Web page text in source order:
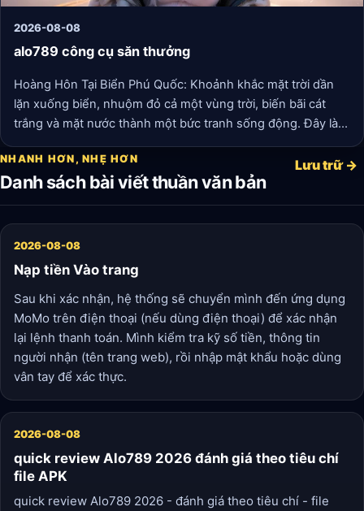
2026-08-08
alo789 công cụ săn thưởng
Hoàng Hôn Tại Biển Phú Quốc: Khoảnh khắc mặt trời dần
lặn xuống biển, nhuộm đỏ cả một vùng trời, biến bãi cát
trắng và mặt nước thành một bức tranh sống động. Đây là
món quà xứng đáng cho những ai biết chờ đợi.
NHANH HƠN, NHẸ HƠN
Danh sách bài viết thuần văn bản
Lưu trữ →
2026-08-08
Nạp tiền Vào trang
Sau khi xác nhận, hệ thống sẽ chuyển mình đến ứng dụng
MoMo trên điện thoại (nếu dùng điện thoại) để xác nhận
lại lệnh thanh toán. Mình kiểm tra kỹ số tiền, thông tin
người nhận (tên trang web), rồi nhập mật khẩu hoặc dùng
vân tay để xác thực.
2026-08-08
quick review Alo789 2026 đánh giá theo tiêu chí
file APK
quick review Alo789 2026 - đánh giá theo tiêu chí - file